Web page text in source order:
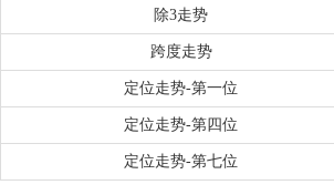
除3走势
跨度走势
定位走势-第一位
定位走势-第四位
定位走势-第七位